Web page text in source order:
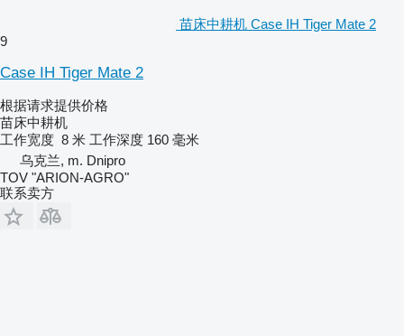
苗床中耕机 Case IH Tiger Mate 2
9
Case IH Tiger Mate 2
根据请求提供价格
苗床中耕机
工作宽度 8 米 工作深度 160 毫米
乌克兰, m. Dnipro
TOV "ARION-AGRO"
联系卖方